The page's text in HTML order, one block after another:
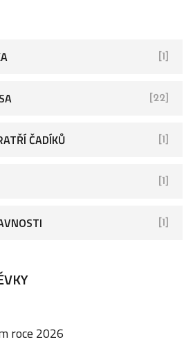
[1]
[22]
ČADÍKŮ [1]
[1]
[1]
roce 2026